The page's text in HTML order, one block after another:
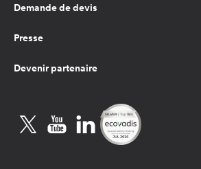
Demande de devis
Presse
Devenir partenaire
TwitterYouTubeLinkedIn